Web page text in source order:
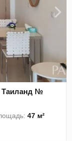
Таиланд №
47 м²